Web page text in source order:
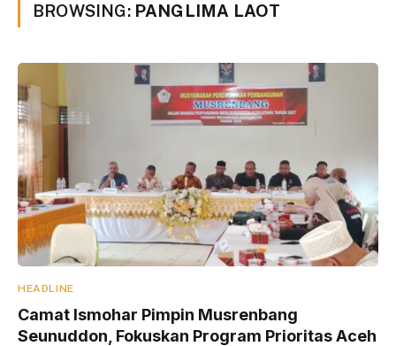
BROWSING: PANGLIMA LAOT
HEADLINE
Camat Ismohar Pimpin Musrenbang
Seunuddon, Fokuskan Program Prioritas Aceh